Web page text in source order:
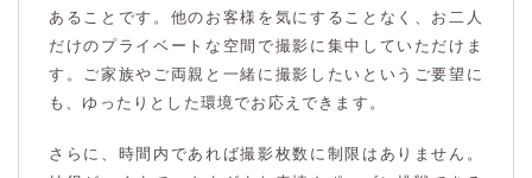
あることです。他のお客様を気にすることなく、お二人
だけのプライベートな空間で撮影に集中していただけま
す。ご家族やご両親と一緒に撮影したいというご要望に
も、ゆったりとした環境でお応えできます。
さらに、時間内であれば撮影枚数に制限はありません。